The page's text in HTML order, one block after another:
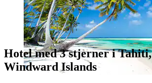
Hotel med 3 stjerner i Tahiti,
Windward Islands